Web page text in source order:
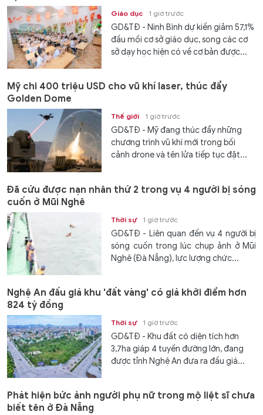
Giáo dục 1 giờ trước
GD&TĐ - Ninh Bình dự kiến giảm 57,1%
đầu mối cơ sở giáo dục, song các cơ
sở dạy học hiện có về cơ bản được...
Mỹ chi 400 triệu USD cho vũ khí laser, thúc đẩy
Golden Dome
Thế giới 1 giờ trước
GD&TĐ - Mỹ đang thúc đẩy những
chương trình vũ khí mới trong bối
cảnh drone và tên lửa tiếp tục đặt...
Đã cứu được nạn nhân thứ 2 trong vụ 4 người bị sóng
cuốn ở Mũi Nghê
Thời sự 1 giờ trước
GD&TĐ - Liên quan đến vụ 4 người bị
sóng cuốn trong lúc chụp ảnh ở Mũi
Nghê (Đà Nẵng), lực lượng chức...
Nghệ An đấu giá khu 'đất vàng' có giá khởi điểm hơn
824 tỷ đồng
Thời sự 1 giờ trước
GD&TĐ - Khu đất có diện tích hơn
3,7ha giáp 4 tuyến đường lớn, đang
được tỉnh Nghệ An đưa ra đấu giá...
Phát hiện bức ảnh người phụ nữ trong mộ liệt sĩ chưa
biết tên ở Đà Nẵng